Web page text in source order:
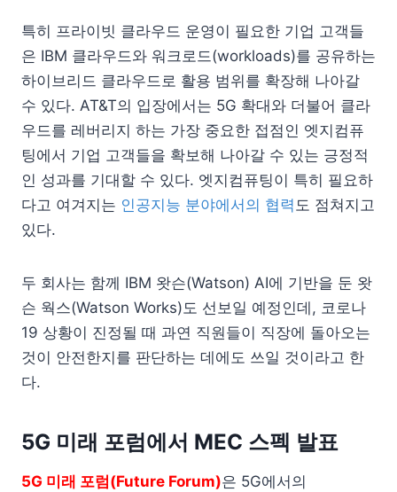
특히 프라이빗 클라우드 운영이 필요한 기업 고객들
은 IBM 클라우드와 워크로드(workloads)를 공유하는
하이브리드 클라우드로 활용 범위를 확장해 나아갈
수 있다. AT&T의 입장에서는 5G 확대와 더불어 클라
우드를 레버리지 하는 가장 중요한 접점인 엣지컴퓨
팅에서 기업 고객들을 확보해 나아갈 수 있는 긍정적
인 성과를 기대할 수 있다. 엣지컴퓨팅이 특히 필요하
다고 여겨지는 인공지능 분야에서의 협력도 점쳐지고
있다.
두 회사는 함께 IBM 왓슨(Watson) AI에 기반을 둔 왓
슨 웍스(Watson Works)도 선보일 예정인데, 코로나
19 상황이 진정될 때 과연 직원들이 직장에 돌아오는
것이 안전한지를 판단하는 데에도 쓰일 것이라고 한
다.
5G 미래 포럼에서 MEC 스펙 발표
5G 미래 포럼(Future Forum)은 5G에서의